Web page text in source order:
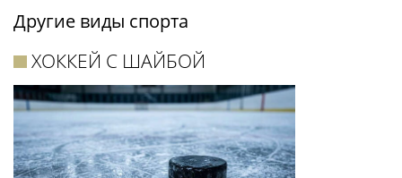
Другие виды спорта
ХОККЕЙ С ШАЙБОЙ